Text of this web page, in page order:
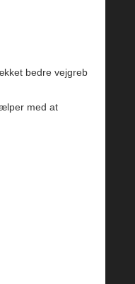
bedre vejgreb
med at